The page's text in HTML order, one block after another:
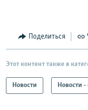
Поделиться
Этот контент также в
Новости Новости